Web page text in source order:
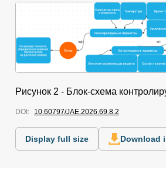
Рисунок 2 - Блок-схема
DOI: 10.60797/JAE.2026.69.8.2
Display full size Download